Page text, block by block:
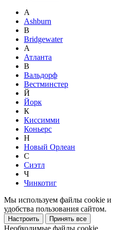
A
Ashburn
B
Bridgewater
А
Атланта
В
Вальдорф
Вестминстер
Й
Йорк
К
Киссимми
Коньерс
Н
Новый Орлеан
С
Сиэтл
Ч
Чинкотиг
Мы используем файлы cookie и
удобства пользования сайтом.
Настроить Принять все
Необходимые файлы cookie